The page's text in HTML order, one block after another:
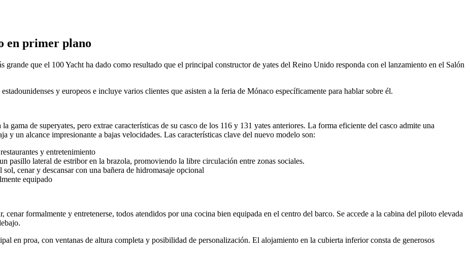
en primer plano
grande que el 100 Yacht ha dado como resultado que el principal constructor de yates del Reino Unido responda con el lanzamiento en el Salón
y europeos e incluye varios clientes que asisten a la feria de Mónaco específicamente para hablar sobre él.
gama de superyates, pero extrae características de su casco de los 116 y 131 yates anteriores. La forma eficiente del casco admite una
y un alcance impresionante a bajas velocidades. Las características clave del nuevo modelo son:
y entretenimiento
pasillo lateral de estribor en la brazola, promoviendo la libre circulación entre zonas sociales.
cenar y descansar con una bañera de hidromasaje opcional
equipado
cenar formalmente y entretenerse, todos atendidos por una cocina bien equipada en el centro del barco. Se accede a la cabina del piloto elevada
en proa, con ventanas de altura completa y posibilidad de personalización. El alojamiento en la cubierta inferior consta de generosos